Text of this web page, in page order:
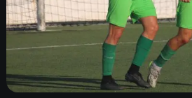
Α2 ΕΠΣΗ
Β1 ΕΠΣΗ
Β2 ΕΠΣΗ